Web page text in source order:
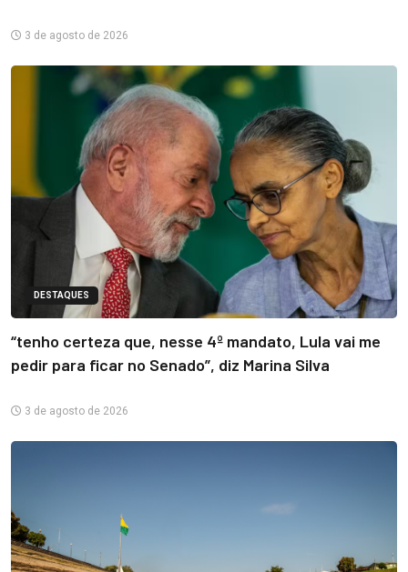
3 de agosto de 2026
DESTAQUES
“tenho certeza que, nesse 4º mandato, Lula vai me
pedir para ficar no Senado”, diz Marina Silva
3 de agosto de 2026